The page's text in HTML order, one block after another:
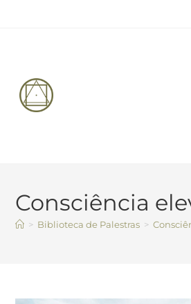
Consciência
> Biblioteca de Palestras >